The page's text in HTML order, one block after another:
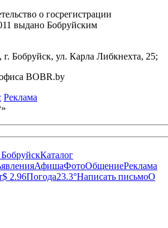
о госрегистрации
выдано Бобруйским
г. Бобруйск, ул. Карла Либкнехта, 25;
BOBR.by
Реклама
Каталог
АфишаФотоОбщениеРеклама
$ 2.96Погода23.3°Написать письмоО